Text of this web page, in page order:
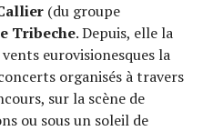
(du groupe
Tribeche. Depuis, elle la
eurovisionesques la
organisés à travers
sur la scène de
ou sous un soleil de